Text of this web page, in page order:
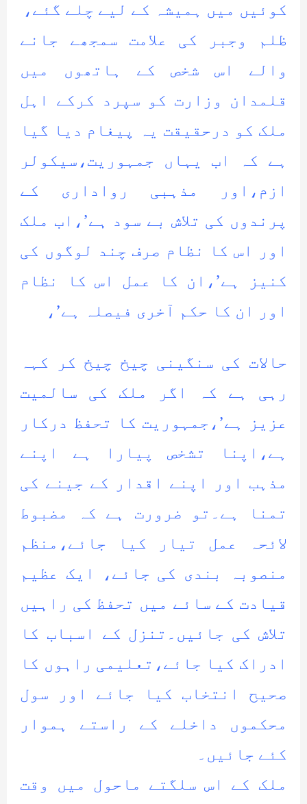
کوئیں میں ہمیشہ کے لیے چلے گئے،
ظلم وجبر کی علامت سمجھے جانے
والے اس شخص کے ہاتھوں میں
قلمدان وزارت کو سپرد کرکے اہل
ملک کو درحقیقت یہ پیغام دیا گیا
ہے کہ اب یہاں جمہوریت،سیکولر
ازم،اور مذہبی رواداری کے
پرندوں کی تلاش بے سود ہے’،اب ملک
اور اس کا نظام صرف چند لوگوں کی
کنیز ہے’،ان کا عمل اس کا نظام
اور ان کا حکم آخری فیصلہ ہے’،
حالات کی سنگینی چیخ چیخ کر کہہ
رہی ہے کہ اگر ملک کی سالمیت
عزیز ہے’،جمہوریت کا تحفظ درکار
ہے،اپنا تشخص پیارا ہے اپنے
مذہب اور اپنے اقدار کے جینے کی
تمنا ہے۔تو ضرورت ہے کہ مضبوط
لائحہ عمل تیار کیا جائے،منظم
منصوبہ بندی کی جائے، ایک عظیم
قیادت کے سائے میں تحفظ کی راہیں
تلاش کی جائیں۔تنزل کے اسباب کا
ادراک کیا جائے،تعلیمی راہوں کا
صحیح انتخاب کیا جائے اور سول
محکموں داخلے کے راستے ہموار
کئے جائیں۔
ملک کے اس سلگتے ماحول میں وقت